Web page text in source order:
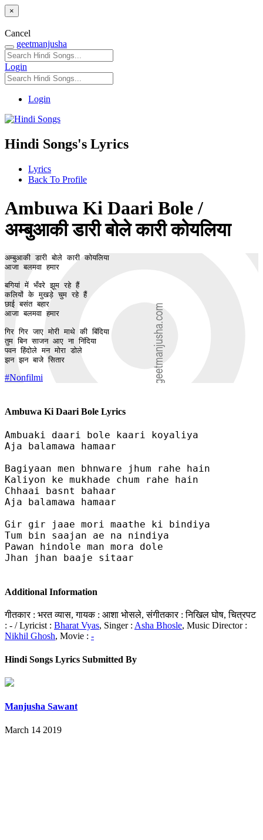
×
Cancel
geetmanjusha
Login
Login
Hindi Songs's Lyrics
Lyrics
Back To Profile
Ambuwa Ki Daari Bole /
अम्बुआकी डारी बोले कारी कोयलिया
अम्बुआकी डारी बोले कारी कोयलिया
आजा बलमवा हमार
बगियां में भँवरे झूम रहे हैं
कलियों के मुखड़े चुम रहे हैं
छाई बसंत बहार
आजा बलमवा हमार
गिर गिर जाए मोरी माथे की बिंदिया
तुम बिन साजन आए ना निंदिया
पवन हिंदोले मन मोरा डोले
झन झन बाजे सितार
#Nonfilmi
Ambuwa Ki Daari Bole Lyrics
Ambuaki daari bole kaari koyaliya
Aja balamawa hamaar
Bagiyaan men bhnware jhum rahe hain
Kaliyon ke mukhade chum rahe hain
Chhaai basnt bahaar
Aja balamawa hamaar
Gir gir jaae mori maathe ki bindiya
Tum bin saajan ae na nindiya
Pawan hindole man mora dole
Jhan jhan baaje sitaar
Additional Information
गीतकार : भरत व्यास, गायक : आशा भोसले, संगीतकार : निखिल घोष, चित्रपट
: - / Lyricist : Bharat Vyas, Singer : Asha Bhosle, Music Director :
Nikhil Ghosh, Movie : -
Hindi Songs Lyrics Submitted By
Manjusha Sawant
March 14 2019